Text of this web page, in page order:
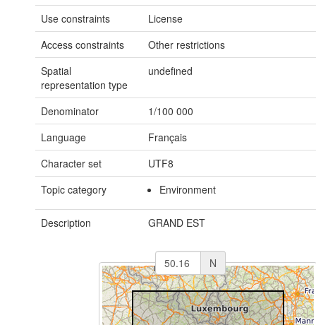
Use constraints
License
Access constraints
Other restrictions
Spatial
representation type
undefined
Denominator
1/100 000
Language
Français
Character set
UTF8
Topic category
Environment
Description GRAND EST
N